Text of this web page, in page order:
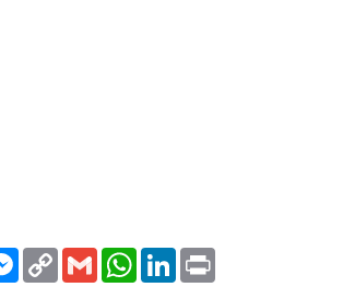
M
C
G
m
W
L
P